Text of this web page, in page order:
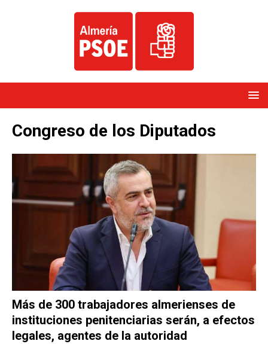
Congreso de los Diputados
Más de 300 trabajadores almerienses de
instituciones penitenciarias serán, a efectos
legales, agentes de la autoridad